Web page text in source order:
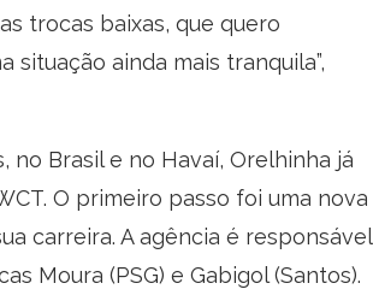
trocas baixas, que quero
situação ainda mais tranquila”,
Brasil e no Havaí, Orelhinha já
O primeiro passo foi uma nova
carreira. A agência é responsável
Moura (PSG) e Gabigol (Santos).